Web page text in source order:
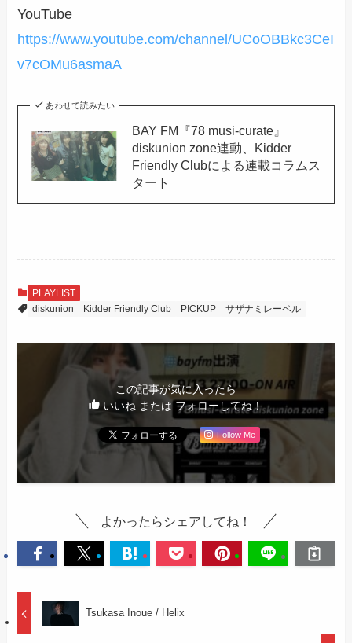
YouTube
https://www.youtube.com/channel/UCoOBBkc3CeI
v7cOMu6asmaA
あわせて読みたい
BAY FM『78 musi-curate』
diskunion zone連動、Kidder
Friendly Clubによる連載コラムス
タート
PLAYLIST
diskunion
Kidder Friendly Club PICKUP サザナミレーベル
この記事が気に入ったら
いいね または フォローしてね！
Follow Me
よかったらシェアしてね！
Tsukasa Inoue / Helix